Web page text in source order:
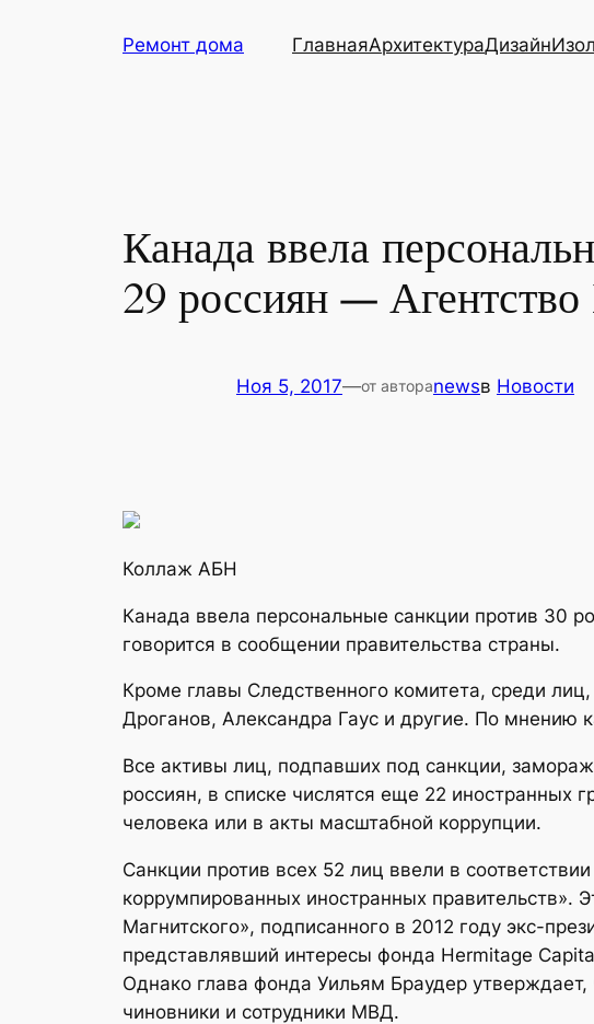
Ремонт дома ГлавнаяАрхитектураДизайн
Канада ввела
29 россиян —
Ноя 5, 2017—от автораnewsв Новости
Коллаж АБН
Канада ввела персональные санкции против 30
говорится в сообщении правительства страны.
Кроме главы Следственного комитета, среди
Дроганов, Александра Гаус и другие. По мнению
Все активы лиц, подпавших под санкции,
россиян, в списке числятся еще 22
человека или в акты масштабной коррупции.
Санкции против всех 52 лиц ввели в
коррумпированных иностранных правительств».
Магнитского», подписанного в 2012 году экс-
представлявший интересы фонда Hermitage
Однако глава фонда Уильям Браудер
чиновники и сотрудники МВД.